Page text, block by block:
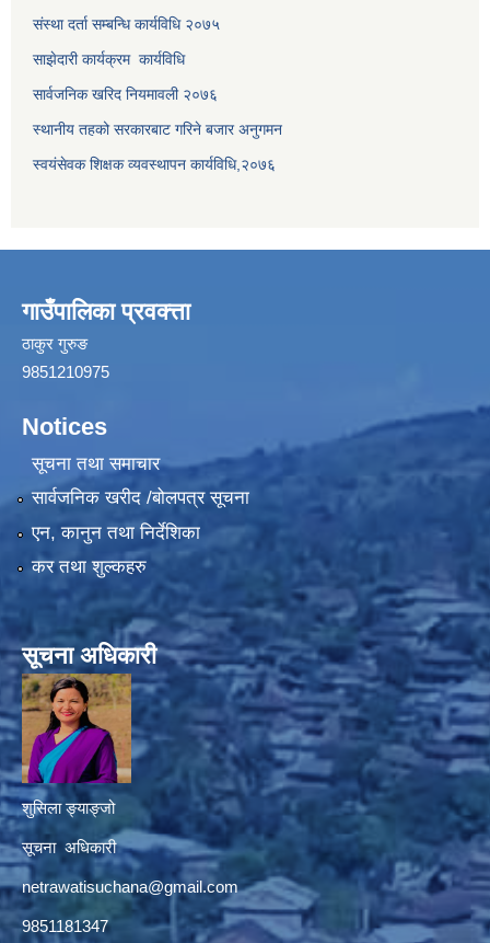
संस्था दर्ता सम्बन्धि कार्यविधि २०७५
साझेदारी कार्यक्रम कार्यविधि
सार्वजनिक खरिद नियमावली २०७६
स्थानीय तहको सरकारबाट गरिने बजार अनुगमन
स्वयंसेवक शिक्षक व्यवस्थापन कार्यविधि,२०७६
गाउँपालिका प्रवक्त्ता
ठाकुर गुरुङ
9851210975
Notices
सूचना तथा समाचार
सार्वजनिक खरीद /बोलपत्र सूचना
एन, कानुन तथा निर्देशिका
कर तथा शुल्कहरु
सूचना अधिकारी
शुसिला ङ्याङ्जो
सूचना अधिकारी
netrawatisuchana@gmail.com
9851181347